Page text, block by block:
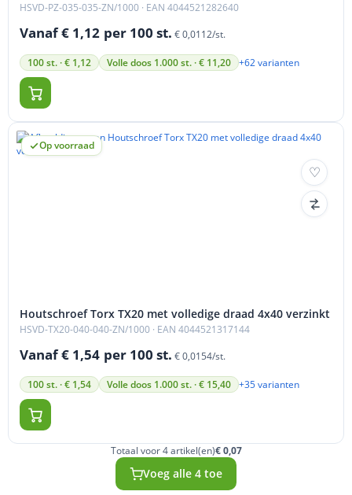
HSVD-PZ-035-035-ZN/1000 · EAN 4044521282640
Vanaf € 1,12 per 100 st. € 0,0112/st.
100 st. · € 1,12 Volle doos 1.000 st. · € 11,20 +62 varianten
Op voorraad
Houtschroef Torx TX20 met volledige draad 4x40 verzinkt
HSVD-TX20-040-040-ZN/1000 · EAN 4044521317144
Vanaf € 1,54 per 100 st. € 0,0154/st.
100 st. · € 1,54 Volle doos 1.000 st. · € 15,40 +35 varianten
Totaal voor 4 artikel(en)€ 0,07
Voeg alle 4 toe